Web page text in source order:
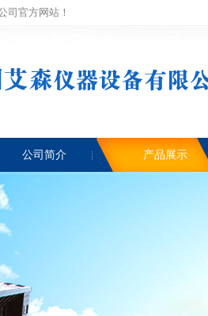
司官方网站！
公司简介 产品展示